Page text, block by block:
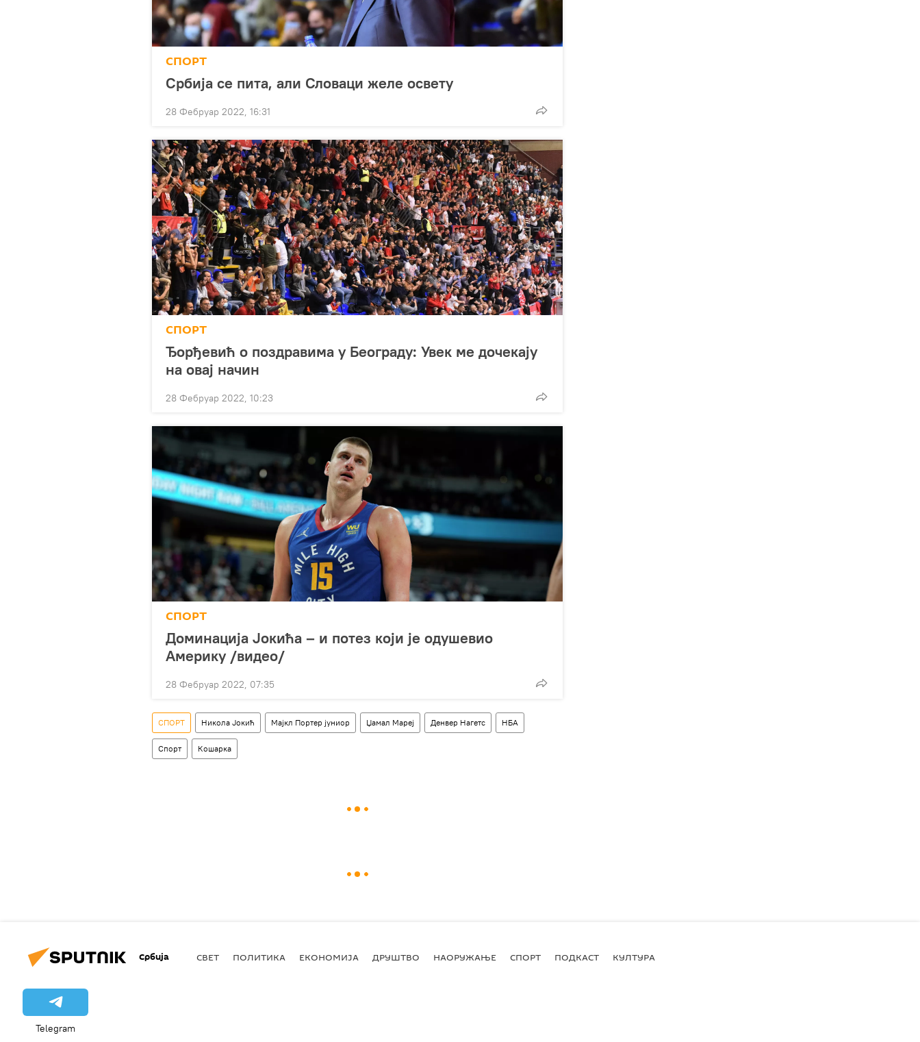
СПОРТ
Србија се пита, али Словаци желе освету
28 Фебруар 2022, 16:31
СПОРТ
Ђорђевић о поздравима у Београду: Увек ме дочекају
на овај начин
28 Фебруар 2022, 10:23
СПОРТ
Доминација Јокића – и потез који је одушевио
Америку /видео/
28 Фебруар 2022, 07:35
СПОРТ Никола Јокић Мајкл Портер јуниор Џамал Мареј Денвер Нагетс НБА
Спорт Кошарка
Србија СВЕТ ПОЛИТИКА ЕКОНОМИЈА ДРУШТВО НАОРУЖАЊЕ СПОРТ ПОДКАСТ КУЛТУРА
Telegram